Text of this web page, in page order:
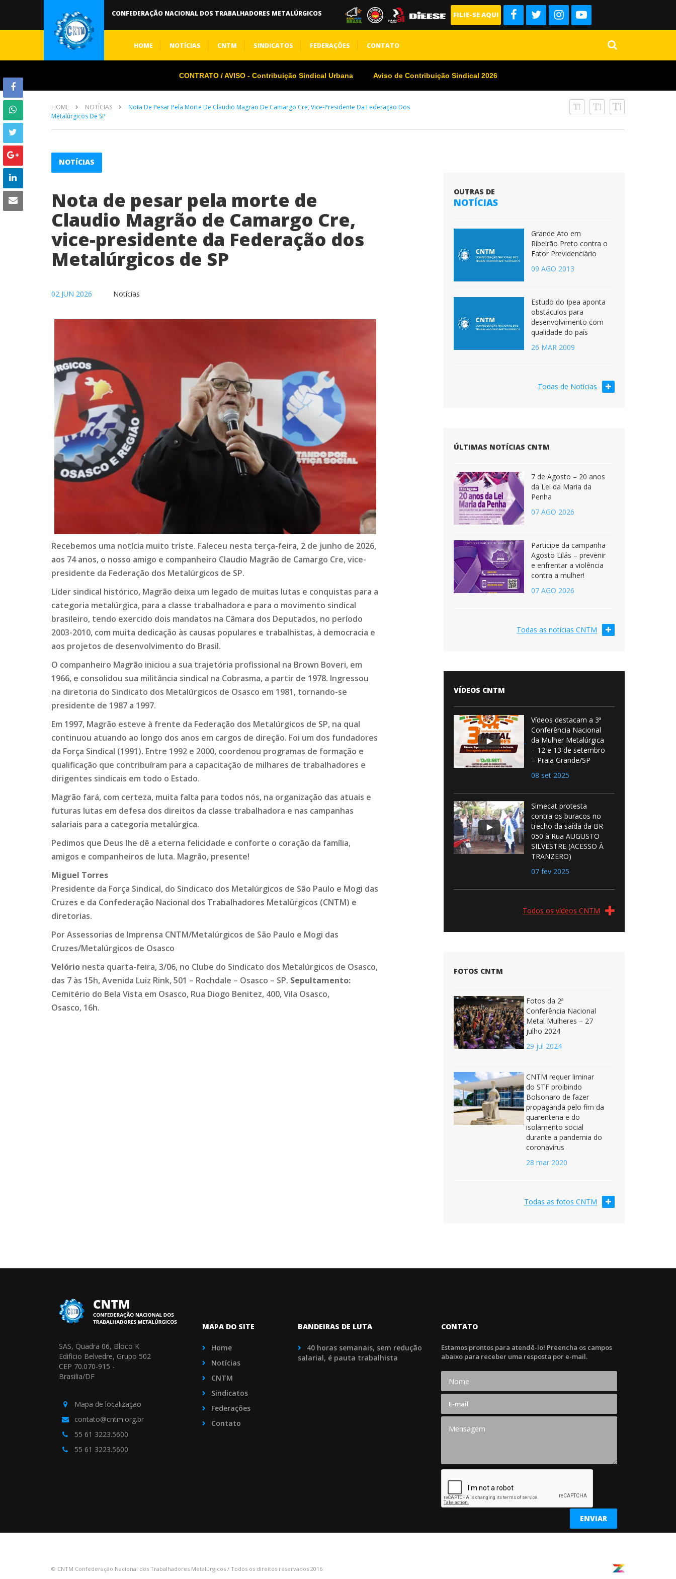
CONFEDERAÇÃO NACIONAL DOS TRABALHADORES METALÚRGICOS FILIE-SE AQUI
HOME NOTÍCIAS CNTM SINDICATOS FEDERAÇÕES CONTATO
CONTRATO / AVISO - Contribuição Sindical Urbana Aviso de Contribuição Sindical 2026
HOME NOTÍCIAS
Nota De Pesar Pela Morte De Claudio Magrão De Camargo Cre, Vice-Presidente Da Federação Dos
Metalúrgicos De SP
NOTÍCIAS
Nota de pesar pela morte de
Claudio Magrão de Camargo Cre,
vice-presidente da Federação dos
Metalúrgicos de SP
02 JUN 2026 Notícias
Recebemos uma notícia muito triste. Faleceu nesta terça-feira, 2 de junho de 2026,
aos 74 anos, o nosso amigo e companheiro Claudio Magrão de Camargo Cre, vice-
presidente da Federação dos Metalúrgicos de SP.
Líder sindical histórico, Magrão deixa um legado de muitas lutas e conquistas para a
categoria metalúrgica, para a classe trabalhadora e para o movimento sindical
brasileiro, tendo exercido dois mandatos na Câmara dos Deputados, no período
2003-2010, com muita dedicação às causas populares e trabalhistas, à democracia e
aos projetos de desenvolvimento do Brasil.
O companheiro Magrão iniciou a sua trajetória profissional na Brown Boveri, em
1966, e consolidou sua militância sindical na Cobrasma, a partir de 1978. Ingressou
na diretoria do Sindicato dos Metalúrgicos de Osasco em 1981, tornando-se
presidente de 1987 a 1997.
Em 1997, Magrão esteve à frente da Federação dos Metalúrgicos de SP, na qual
continuou atuando ao longo dos anos em cargos de direção. Foi um dos fundadores
da Força Sindical (1991). Entre 1992 e 2000, coordenou programas de formação e
qualificação que contribuíram para a capacitação de milhares de trabalhadores e
dirigentes sindicais em todo o Estado.
Magrão fará, com certeza, muita falta para todos nós, na organização das atuais e
futuras lutas em defesa dos direitos da classe trabalhadora e nas campanhas
salariais para a categoria metalúrgica.
Pedimos que Deus lhe dê a eterna felicidade e conforte o coração da família,
amigos e companheiros de luta. Magrão, presente!
Miguel Torres
Presidente da Força Sindical, do Sindicato dos Metalúrgicos de São Paulo e Mogi das
Cruzes e da Confederação Nacional dos Trabalhadores Metalúrgicos (CNTM) e
diretorias.
Por Assessorias de Imprensa CNTM/Metalúrgicos de São Paulo e Mogi das
Cruzes/Metalúrgicos de Osasco
Velório nesta quarta-feira, 3/06, no Clube do Sindicato dos Metalúrgicos de Osasco,
das 7 às 15h, Avenida Luiz Rink, 501 – Rochdale – Osasco – SP. Sepultamento:
Cemitério do Bela Vista em Osasco, Rua Diogo Benitez, 400, Vila Osasco,
Osasco, 16h.
OUTRAS DE
NOTÍCIAS
Grande Ato em
Ribeirão Preto contra o
Fator Previdenciário
09 AGO 2013
Estudo do Ipea aponta
obstáculos para
desenvolvimento com
qualidade do país
26 MAR 2009
Todas de Notícias
ÚLTIMAS NOTÍCIAS CNTM
7 de Agosto – 20 anos
da Lei da Maria da
Penha
07 AGO 2026
Participe da campanha
Agosto Lilás – prevenir
e enfrentar a violência
contra a mulher!
07 AGO 2026
Todas as notícias CNTM
VÍDEOS CNTM
Vídeos destacam a 3ª
Conferência Nacional
da Mulher Metalúrgica
– 12 e 13 de setembro
– Praia Grande/SP
08 set 2025
Simecat protesta
contra os buracos no
trecho da saída da BR
050 à Rua AUGUSTO
SILVESTRE (ACESSO À
TRANZERO)
07 fev 2025
Todos os vídeos CNTM
FOTOS CNTM
Fotos da 2ª
Conferência Nacional
Metal Mulheres – 27
julho 2024
29 jul 2024
CNTM requer liminar
do STF proibindo
Bolsonaro de fazer
propaganda pelo fim da
quarentena e do
isolamento social
durante a pandemia do
coronavírus
28 mar 2020
Todas as fotos CNTM
SAS, Quadra 06, Bloco K
Edificio Belvedre, Grupo 502
CEP 70.070-915 -
Brasilia/DF
Mapa de localização
contato@cntm.org.br
55 61 3223.5600
55 61 3223.5600
MAPA DO SITE
Home
Notícias
CNTM
Sindicatos
Federações
Contato
BANDEIRAS DE LUTA
40 horas semanais, sem redução
salarial, é pauta trabalhista
CONTATO
Estamos prontos para atendê-lo! Preencha os campos
abaixo para receber uma resposta por e-mail.
© CNTM Confederação Nacional dos Trabalhadores Metalúrgicos / Todos os direitos reservados 2016